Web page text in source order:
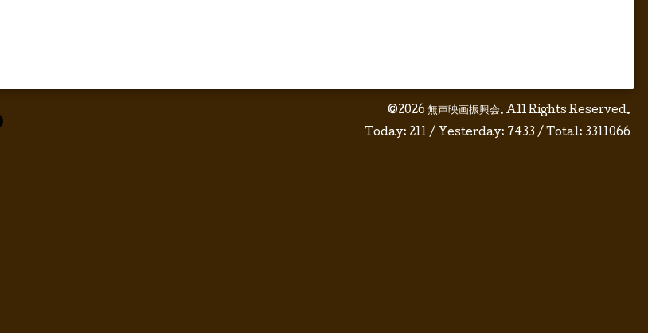
©2026 無声映画振興会. All Rights Reserved.
Today: 211 / Yesterday: 7433 / Total: 3311066